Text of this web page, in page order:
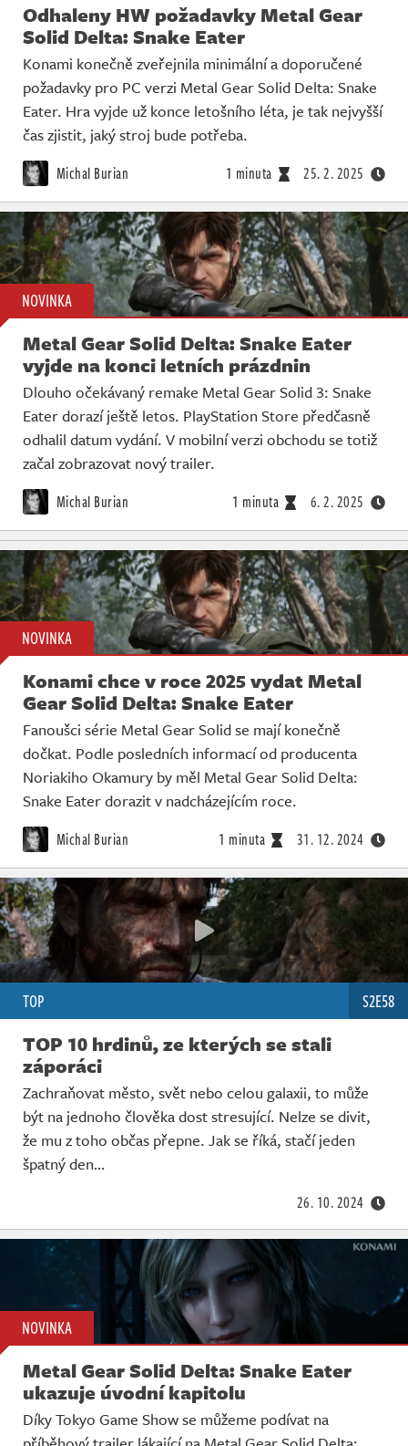
Odhaleny HW požadavky Metal Gear
Solid Delta: Snake Eater
Konami konečně zveřejnila minimální a doporučené
požadavky pro PC verzi Metal Gear Solid Delta: Snake
Eater. Hra vyjde už konce letošního léta, je tak nejvyšší
čas zjistit, jaký stroj bude potřeba.
Michal Burian 1 minuta 25. 2. 2025
NOVINKA
Metal Gear Solid Delta: Snake Eater
vyjde na konci letních prázdnin
Dlouho očekávaný remake Metal Gear Solid 3: Snake
Eater dorazí ještě letos. PlayStation Store předčasně
odhalil datum vydání. V mobilní verzi obchodu se totiž
začal zobrazovat nový trailer.
Michal Burian 1 minuta 6. 2. 2025
NOVINKA
Konami chce v roce 2025 vydat Metal
Gear Solid Delta: Snake Eater
Fanoušci série Metal Gear Solid se mají konečně
dočkat. Podle posledních informací od producenta
Noriakiho Okamury by měl Metal Gear Solid Delta:
Snake Eater dorazit v nadcházejícím roce.
Michal Burian 1 minuta 31. 12. 2024
TOP S2E58
TOP 10 hrdinů, ze kterých se stali
záporáci
Zachraňovat město, svět nebo celou galaxii, to může
být na jednoho člověka dost stresující. Nelze se divit,
že mu z toho občas přepne. Jak se říká, stačí jeden
špatný den…
26. 10. 2024
NOVINKA
Metal Gear Solid Delta: Snake Eater
ukazuje úvodní kapitolu
Díky Tokyo Game Show se můžeme podívat na